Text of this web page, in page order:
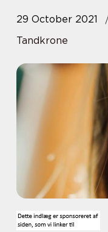
29 October 2021
Tandkrone